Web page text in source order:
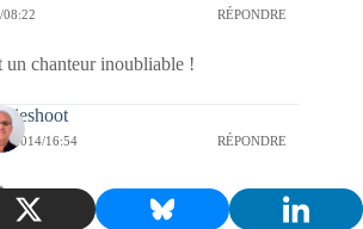
08:22 RÉPONDRE
un chanteur inoubliable !
2014/16:54 RÉPONDRE